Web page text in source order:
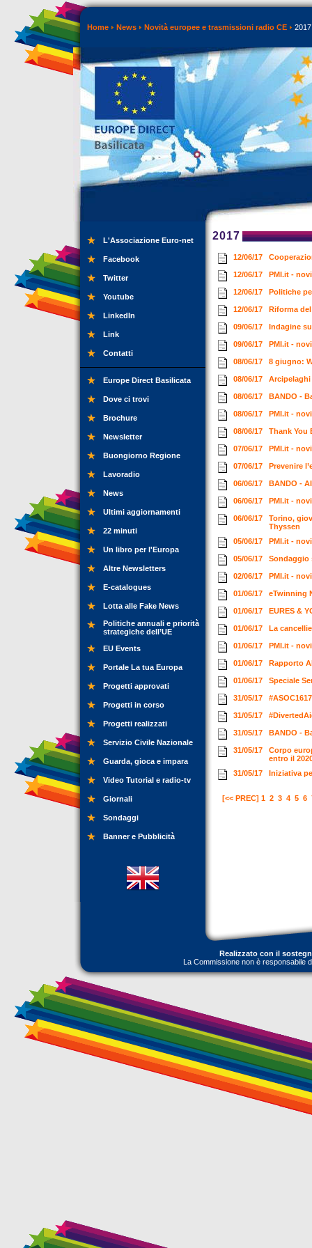
Home News Novità europee e trasmissioni radio CE 2017
L'Associazione Euro-net
Facebook
Twitter
Youtube
LinkedIn
Link
Contatti
Europe Direct Basilicata
Dove ci trovi
Brochure
Newsletter
Buongiorno Regione
Lavoradio
News
Ultimi aggiornamenti
22 minuti
Un libro per l'Europa
Altre Newsletters
E-catalogues
Lotta alle Fake News
Politiche annuali e priorità
strategiche dell’UE
EU Events
Portale La tua Europa
Progetti approvati
Progetti in corso
Progetti realizzati
Servizio Civile Nazionale
Guarda, gioca e impara
Video Tutorial e radio-tv
Giornali
Sondaggi
Banner e Pubblicità
2017
12/06/17
12/06/17 PMI.it -
12/06/17 Politiche
12/06/17 Riforma
09/06/17 Indagine
09/06/17 PMI.it -
08/06/17 8 giugno:
08/06/17
08/06/17 BANDO -
08/06/17 PMI.it -
08/06/17 Thank You
07/06/17 PMI.it -
07/06/17 Prevenire
06/06/17 BANDO -
06/06/17 PMI.it -
06/06/17
Torino,
Thyssen
05/06/17
PMI.it -
05/06/17 Sondaggio
02/06/17 PMI.it -
01/06/17 eTwinning
01/06/17 EURES &
01/06/17 La
01/06/17 PMI.it -
01/06/17 Rapporto
01/06/17 Speciale
31/05/17
31/05/17
31/05/17 BANDO -
31/05/17
Corpo
entro il
31/05/17
Iniziativa
[<< PREC] 1 2 3 4 5 6
Realizzato con il
La Commissione non è responsabile